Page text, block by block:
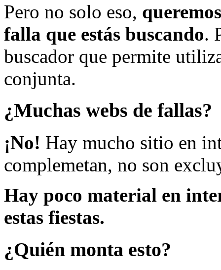
Pero no solo eso,
falla que estás buscando.
buscador que permite
conjunta.
¿Muchas webs de fallas?
¡No! Hay mucho sitio en
complemetan, no son
Hay poco material en
estas fiestas.
¿Quién monta esto?